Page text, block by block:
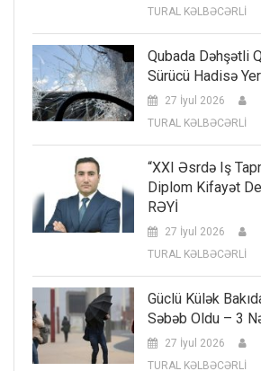
TURAL KƏLBƏCƏRLİ
Qubada Dəhşətli
Sürücü Hadisə
27 İyul 2026
TURAL KƏLBƏCƏRLİ
“XXI Əsrdə Iş
Diplom Kifayət
RƏYİ
27 İyul 2026
TURAL KƏLBƏCƏRLİ
Güclü Külək
Səbəb Oldu – 3
27 İyul 2026
TURAL KƏLBƏCƏRLİ